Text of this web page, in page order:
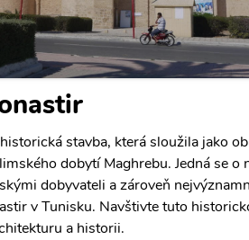
stavba, která sloužila jako
dobytí Maghrebu. Jedná se o
dobyvateli a zároveň
v Tunisku. Navštivte tuto
a historii.